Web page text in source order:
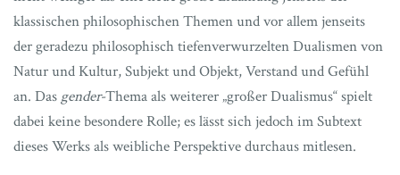
klassischen philosophischen Themen und vor allem jenseits
der geradezu philosophisch tiefenverwurzelten Dualismen von
Natur und Kultur, Subjekt und Objekt, Verstand und Gefühl
an. Das gender-Thema als weiterer „großer Dualismus“ spielt
dabei keine besondere Rolle; es lässt sich jedoch im Subtext
dieses Werks als weibliche Perspektive durchaus mitlesen.